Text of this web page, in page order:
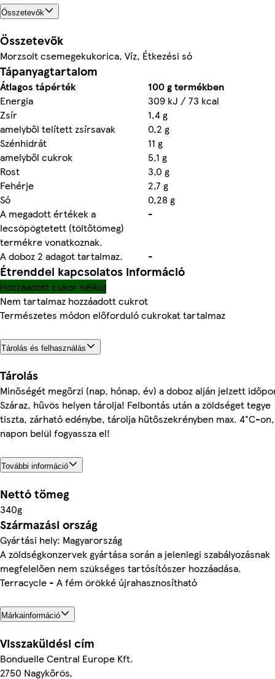
Összetevők
Összetevők
Morzsolt csemegekukorica, Víz, Étkezési só
Tápanyagtartalom
Átlagos tápérték
100 g termékben
Energia
309 kJ / 73 kcal
Zsír
1,4 g
amelyből telített zsírsavak
0,2 g
Szénhidrát
11 g
amelyből cukrok
5,1 g
Rost
3,0 g
Fehérje
2,7 g
Só
0,28 g
A megadott értékek a
lecsöpögtetett (töltőtömeg)
termékre vonatkoznak.
-
A doboz 2 adagot tartalmaz. -
Étrenddel kapcsolatos információ
Hozzáadott cukor nélkül
Nem tartalmaz hozzáadott cukrot
Természetes módon előforduló cukrokat tartalmaz
Tárolás és felhasználás
Tárolás
Minőségét megőrzi (nap, hónap, év) a doboz alján jelzett
Száraz, hűvös helyen tárolja! Felbontás után a zöldséget tegye
tiszta, zárható edénybe, tárolja hűtőszekrényben max. 4°C-
napon belül fogyassza el!
További információ
Nettó tömeg
340g
Származási ország
Gyártási hely: Magyarország
A zöldségkonzervek gyártása során a jelenlegi szabályozásnak
megfelelően nem szükséges tartósítószer hozzáadása.
Terracycle - A fém örökké újrahasznosítható
Márkainformáció
Visszaküldési cím
Bonduelle Central Europe Kft.
2750 Nagykőrös,